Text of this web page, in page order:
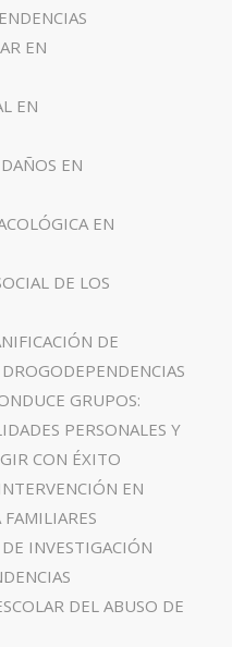
EN
EN
EN
EN
DE LOS
DE
GRUPOS:
PERSONALES Y
CON ÉXITO
EN
INVESTIGACIÓN
DEL ABUSO DE